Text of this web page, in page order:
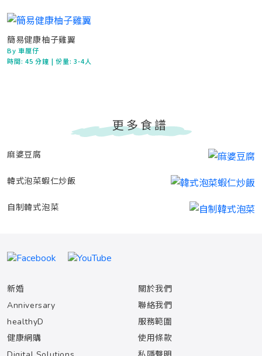
簡易健康柚子雞翼
By 車厘仔
時間:45 分鐘 | 份量: 3-4人
更多食譜
麻婆豆腐
韓式泡菜蝦仁炒飯
自制韓式泡菜
新婚
Anniversary
healthyD
健康網購
關於我們
聯絡我們
服務範圍
使用條款